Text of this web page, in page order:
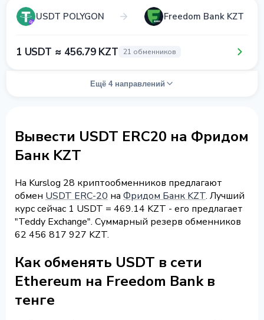
USDT POLYGON Freedom Bank KZT
1 USDT ≈ 456.79 KZT 21 обменников
Ещё 4 направлений
Вывести USDT ERC20 на Фридом
Банк KZT
На Kurslog 28 криптообменников предлагают
обмен USDT ERC-20 на Фридом Банк KZT. Лучший
курс сейчас 1 USDT = 469.14 KZT - его предлагает
"Teddy Exchange". Суммарный резерв обменников
62 456 817 927 KZT.
Как обменять USDT в сети
Ethereum на Freedom Bank в
тенге